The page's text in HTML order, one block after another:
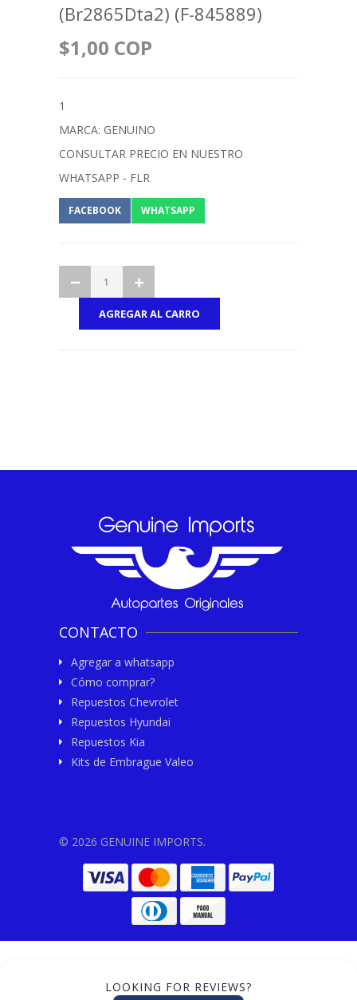
(Br2865Dta2) (F-845889)
$1,00 COP
1
MARCA: GENUINO
CONSULTAR PRECIO EN NUESTRO
WHATSAPP - FLR
FACEBOOK WHATSAPP
CONTACTO
Agregar a whatsapp
Cómo comprar?
Repuestos Chevrolet
Repuestos Hyundai
Repuestos Kia
Kits de Embrague Valeo
© 2026 GENUINE IMPORTS.
LOOKING FOR REVIEWS?